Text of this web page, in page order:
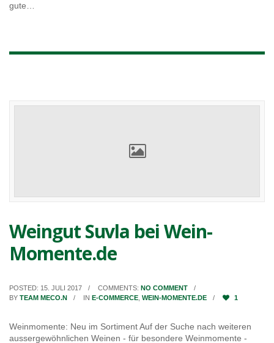
gute…
Weingut Suvla bei Wein-
Momente.de
POSTED: 15. JULI 2017 COMMENTS: NO COMMENT
BY TEAM MECO.N IN E-COMMERCE WEIN-MOMENTE.DE 1
Weinmomente: Neu im Sortiment Auf der Suche nach weiteren
aussergewöhnlichen Weinen - für besondere Weinmomente -